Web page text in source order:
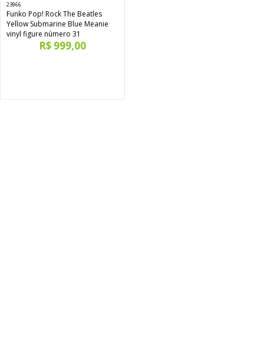
23966
Funko Pop! Rock The Beatles
Yellow Submarine Blue Meanie
vinyl figure número 31
R$ 999,00